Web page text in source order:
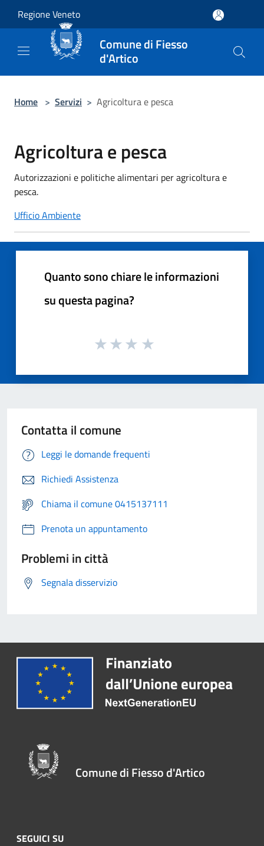
Regione Veneto
Comune di Fiesso
d'Artico
Home > Servizi > Agricoltura e pesca
Agricoltura e pesca
Autorizzazioni e politiche alimentari per agricoltura e
pesca.
Ufficio Ambiente
Quanto sono chiare le informazioni
su questa pagina?
Contatta il comune
Leggi le domande frequenti
Richiedi Assistenza
Chiama il comune 0415137111
Prenota un appuntamento
Problemi in città
Segnala disservizio
Comune di Fiesso d'Artico
SEGUICI SU